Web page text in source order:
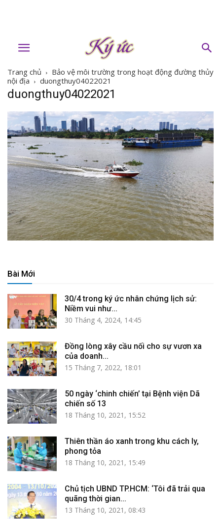
Trang chủ
Bảo vệ môi trường trong hoạt động đường thủy
nội địa
duongthuy04022021
duongthuy04022021
Bài Mới
30/4 trong ký ức nhân chứng lịch sử:
Niềm vui như...
30 Tháng 4, 2024, 14:45
Đồng lòng xây cầu nối cho sự vươn xa
của doanh...
15 Tháng 7, 2022, 18:01
50 ngày ‘chinh chiến’ tại Bệnh viện Dã
chiến số 13
18 Tháng 10, 2021, 15:52
Thiên thần áo xanh trong khu cách ly,
phong tỏa
18 Tháng 10, 2021, 15:49
Chủ tịch UBND TP.HCM: ‘Tôi đã trải qua
quãng thời gian...
13 Tháng 10, 2021, 08:43